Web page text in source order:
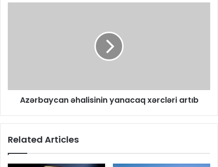
Azərbaycan əhalisinin yanacaq xərcləri artıb
Related Articles